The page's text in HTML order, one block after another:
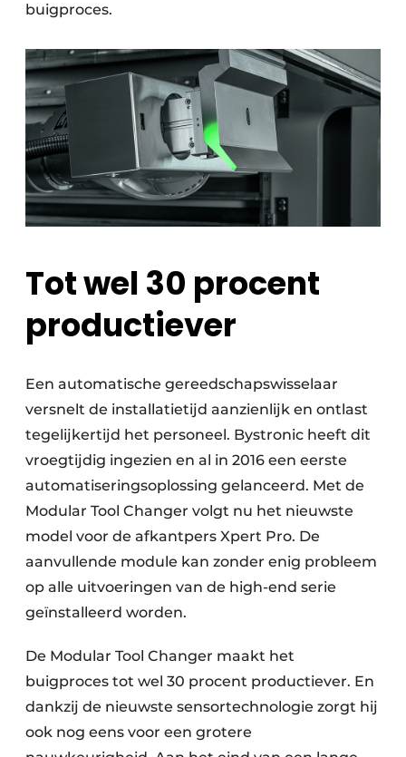
buigproces.
Tot wel 30 procent
productiever
Een automatische gereedschapswisselaar
versnelt de installatietijd aanzienlijk en ontlast
tegelijkertijd het personeel. Bystronic heeft dit
vroegtijdig ingezien en al in 2016 een eerste
automatiseringsoplossing gelanceerd. Met de
Modular Tool Changer volgt nu het nieuwste
model voor de afkantpers Xpert Pro. De
aanvullende module kan zonder enig probleem
op alle uitvoeringen van de high-end serie
geïnstalleerd worden.
De Modular Tool Changer maakt het
buigproces tot wel 30 procent productiever. En
dankzij de nieuwste sensortechnologie zorgt hij
ook nog eens voor een grotere